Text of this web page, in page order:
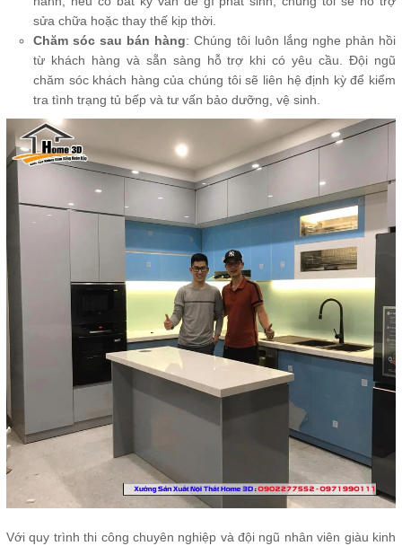
sửa chữa hoặc thay thế kịp thời.
Chăm sóc sau bán hàng: Chúng tôi luôn lắng nghe phản hồi
từ khách hàng và sẵn sàng hỗ trợ khi có yêu cầu. Đội ngũ
chăm sóc khách hàng của chúng tôi sẽ liên hệ định kỳ để kiểm
tra tình trạng tủ bếp và tư vấn bảo dưỡng, vệ sinh.
Với quy trình thi công chuyên nghiệp và đội ngũ nhân viên giàu kinh